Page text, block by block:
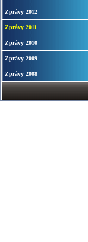
Zprávy 2012
Zprávy 2011
Zprávy 2010
Zprávy 2009
Zprávy 2008